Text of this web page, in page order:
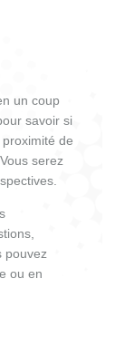
un coup
savoir si
de
serez
pouvez
ou en